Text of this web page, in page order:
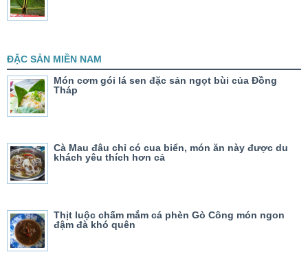
ĐẶC SẢN MIỀN NAM
Món cơm gói lá sen đặc sản ngọt bùi của Đồng
Tháp
Cà Mau đâu chỉ có cua biển, món ăn này được du
khách yêu thích hơn cả
Thịt luộc chấm mắm cá phèn Gò Công món ngon
đậm đà khó quên